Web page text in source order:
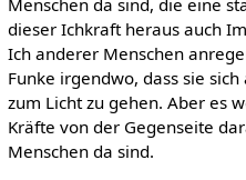
dieser Ichkraft heraus auch
Ich anderer Menschen
Funke irgendwo, dass sie
zum Licht zu gehen. Aber es
Kräfte von der Gegenseite
Menschen da sind.